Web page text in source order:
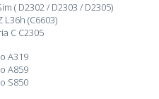
( D2302 / D2303 / D2305)
L36h (C6603)
C C2305
A319
A859
S850